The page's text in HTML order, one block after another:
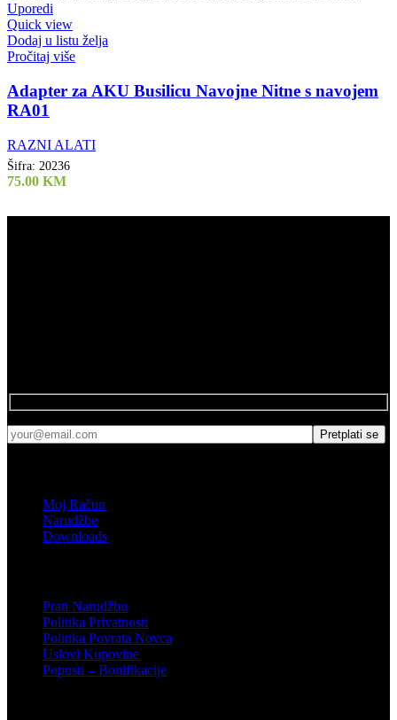
Uporedi
Quick view
Dodaj u listu želja
Pročitaj više
Adapter za AKU Busilicu Navojne Nitne s navojem
RA01
RAZNI ALATI
Šifra: 20236
75.00 KM
Moj Račun
Narudžbe
Downloads
Prati Narudžbu
Politika Privatnosti
Politika Povrata Novca
Uslovi Kupovine
Popusti – Bonifikacije